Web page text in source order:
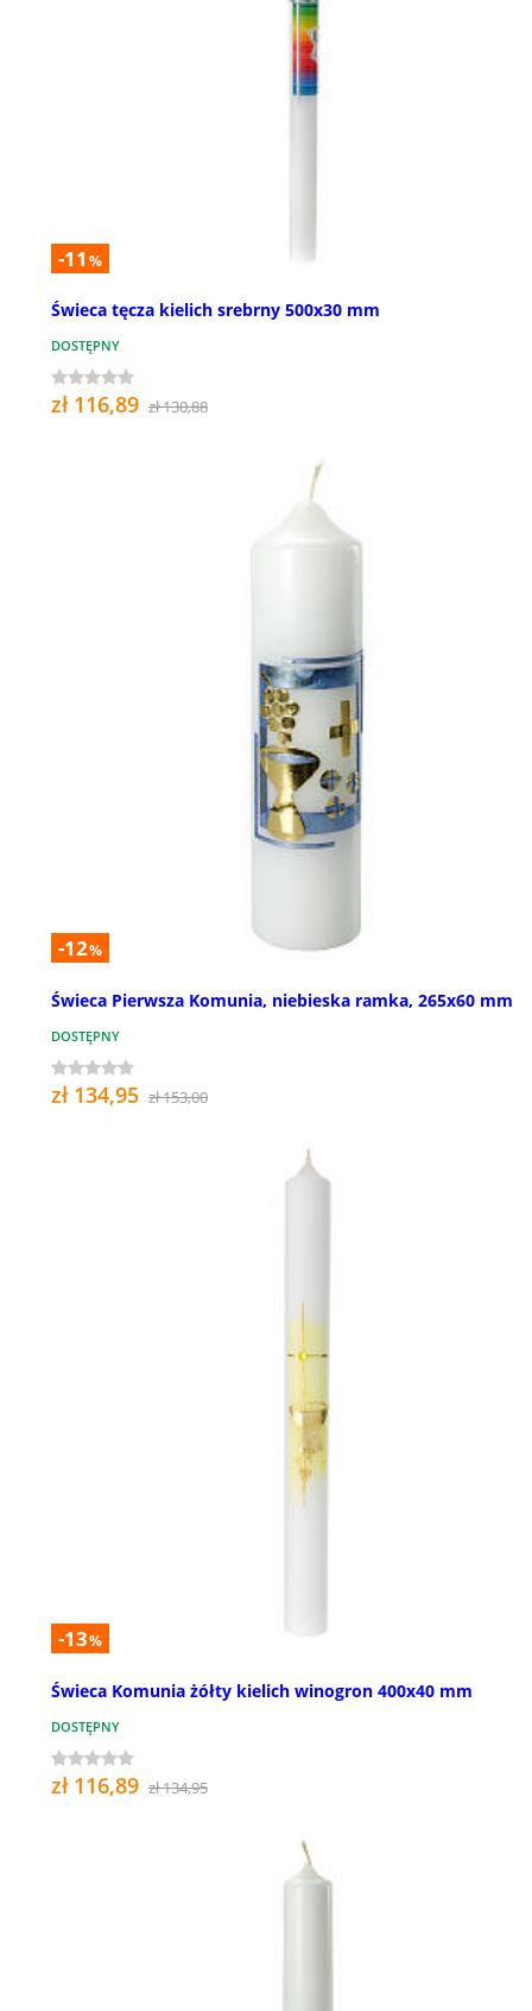
-11 %
Świeca tęcza kielich srebrny 500x30 mm
DOSTĘPNY
zł 116,89 zł 130,88
-12%
Świeca Pierwsza Komunia, niebieska ramka, 265x60 mm
DOSTĘPNY
zł 134,95 zł 153,00
-13%
Świeca Komunia żółty kielich winogron 400x40 mm
DOSTĘPNY
zł 116,89 zł 134,95